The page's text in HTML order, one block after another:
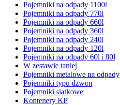
Pojemniki na odpady 1100l
Pojemniki na odpady 770l
Pojemniki na odpady 660l
Pojemniki na odpady 360l
Pojemniki na odpady 240l
Pojemniki na odpady 120l
Pojemniki na odpady 60l i 80l
W zestawie taniej
Pojemniki metalowe na odpady
Pojemniki typu dzwon
Pojemniki siatkowe
Kontenery KP